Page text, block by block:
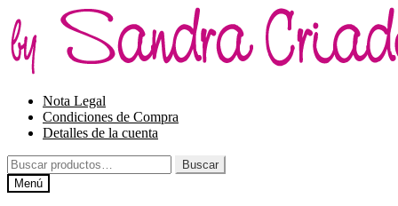
la
navegación
al
contenido
Nota Legal
Condiciones de Compra
Detalles de la cuenta
Buscar
por:
Buscar
Menú